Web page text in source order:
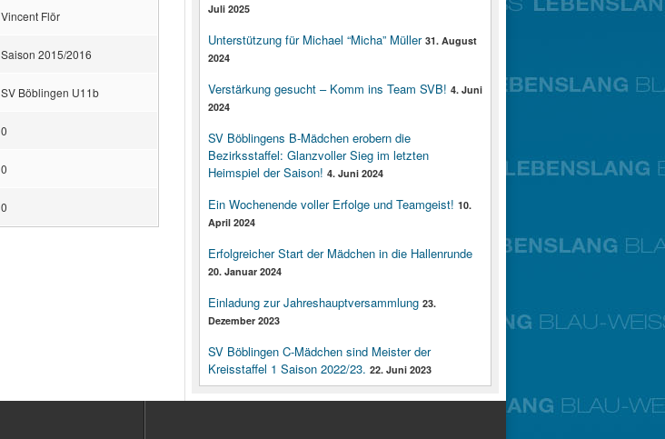
Vincent Flör
Saison 2015/2016
SV Böblingen U11b
0
0
0
Juli 2025
Unterstützung für Michael “Micha” Müller 31. August
2024
Verstärkung gesucht – Komm ins Team SVB! 4. Juni
2024
SV Böblingens B-Mädchen erobern die
Bezirksstaffel: Glanzvoller Sieg im letzten
Heimspiel der Saison! 4. Juni 2024
Ein Wochenende voller Erfolge und Teamgeist! 10.
April 2024
Erfolgreicher Start der Mädchen in die Hallenrunde
20. Januar 2024
Einladung zur Jahreshauptversammlung 23.
Dezember 2023
SV Böblingen C-Mädchen sind Meister der
Kreisstaffel 1 Saison 2022/23. 22. Juni 2023